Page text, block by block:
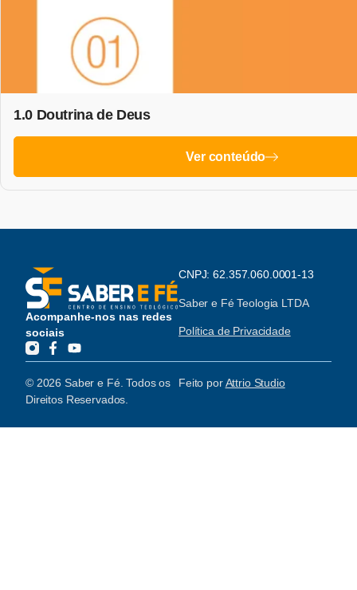
1.0 Doutrina de Deus
Ver conteúdo
Acompanhe-nos nas redes
sociais
CNPJ: 62.357.060.0001-13
Saber e Fé Teologia LTDA
Política de Privacidade
© 2026 Saber e Fé. Todos os
Direitos Reservados.
Feito porAttrio Studio